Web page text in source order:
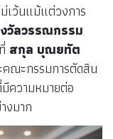
เว้นแม้แต่วงการ
วัลวรรณกรรม
สกุล บุณยทัต
ณะกรรมการตัดสิน
ความหมายต่อ
งมาก